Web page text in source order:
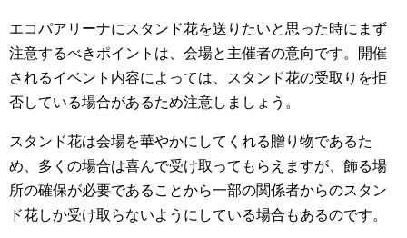
エコパアリーナにスタンド花を送りたいと思った時にまず
注意するべきポイントは、会場と主催者の意向です。開催
されるイベント内容によっては、スタンド花の受取りを拒
否している場合があるため注意しましょう。
スタンド花は会場を華やかにしてくれる贈り物であるた
め、多くの場合は喜んで受け取ってもらえますが、飾る場
所の確保が必要であることから一部の関係者からのスタン
ド花しか受け取らないようにしている場合もあるのです。